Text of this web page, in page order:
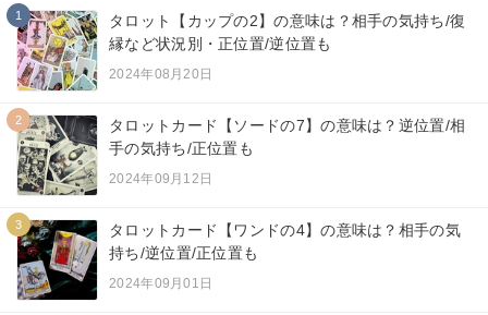
1
タロット【カップの2】の意味は？相手の気持ち/復
縁など状況別・正位置/逆位置も
2024年08月20日
2
タロットカード【ソードの7】の意味は？逆位置/相
手の気持ち/正位置も
2024年09月12日
3
タロットカード【ワンドの4】の意味は？相手の気
持ち/逆位置/正位置も
2024年09月01日